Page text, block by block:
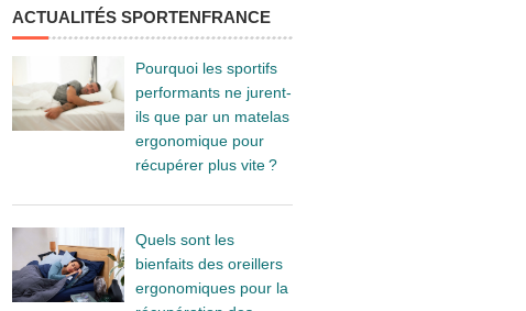
ACTUALITÉS SPORTENFRANCE
Pourquoi les sportifs
performants ne jurent-
ils que par un matelas
ergonomique pour
récupérer plus vite ?
Quels sont les
bienfaits des oreillers
ergonomiques pour la